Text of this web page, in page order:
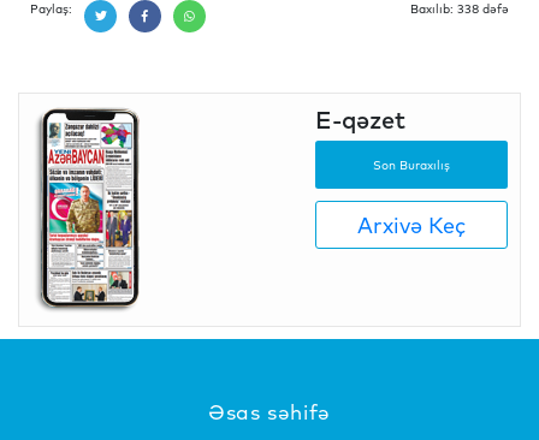
Paylaş: Baxılıb: 338 dəfə
E-qəzet
Son Buraxılış
Arxivə Keç
Əsas səhifə